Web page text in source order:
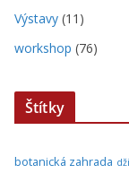
Výstavy (11)
workshop (76)
Štítky
botanická zahrada